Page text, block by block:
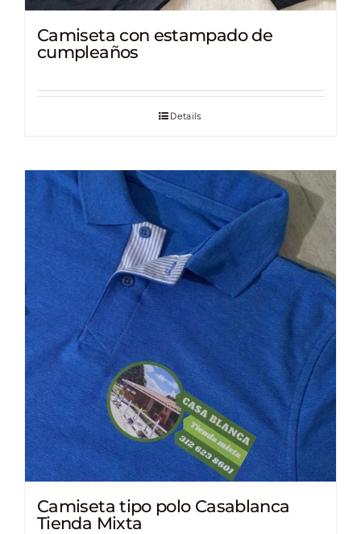
Camiseta con estampado de
cumpleaños
Details
Camiseta tipo polo Casablanca
Tienda Mixta